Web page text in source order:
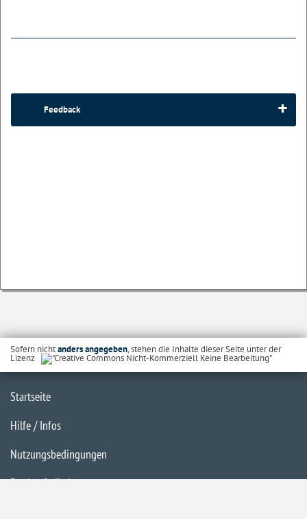
Feedback
Sofern nichtanders angegeben, stehen die Inhalte dieser Seite unter der
Lizenz
Startseite
Hilfe / Infos
Nutzungsbedingungen
Barrierefreiheit